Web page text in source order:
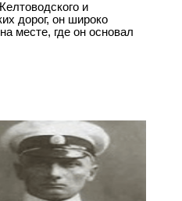
и
дорог, он широко
месте, где он основал